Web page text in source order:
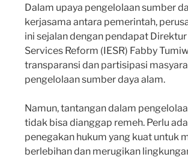
Dalam upaya pengelolaan sumber
kerjasama antara pemerintah,
ini sejalan dengan pendapat
Services Reform (IESR) Fabby
transparansi dan partisipasi
pengelolaan sumber daya alam.
Namun, tantangan dalam
tidak bisa dianggap remeh. Perlu
penegakan hukum yang kuat untuk
berlebihan dan merugikan